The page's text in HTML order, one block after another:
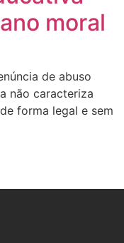
moral
de abuso
não caracteriza
forma legal e sem